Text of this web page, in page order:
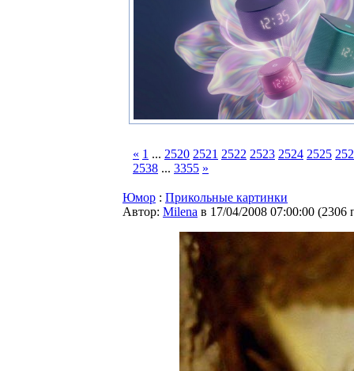
« 1 ... 2520 2521 2522 2523 2524 2525
2538 ... 3355 »
Юмор : Прикольные картинки
Автор: Milena в 17/04/2008 07:00:00 (2306